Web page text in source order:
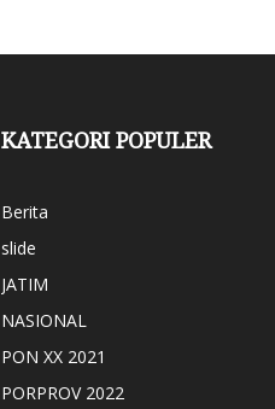
KATEGORI POPULER
Berita
slide
JATIM
NASIONAL
PON XX 2021
PORPROV 2022